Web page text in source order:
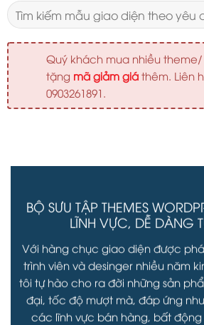
Tìm
kiếm:
Quý khách mua nhiều
tặng mã giảm giáthêm. Liên
0903261891.
BỘ SƯU TẬP THEMES
LĨNH VỰC, DỄ DÀNG
Với hàng chục giao diện được
trình viên và desinger nhiều năm
tôi tự hào cho ra đời những sản
đại, tốc độ mượt mà, đáp ứng
các lĩnh vực bán hàng, bất động